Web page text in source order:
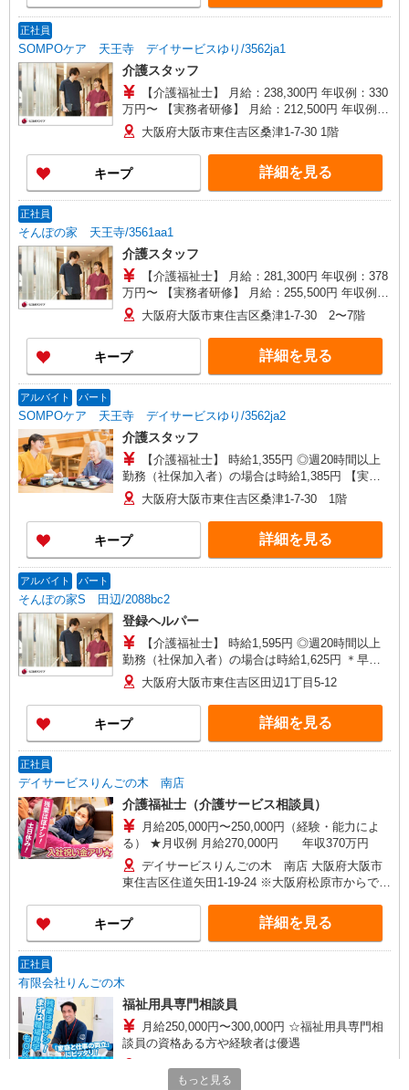
す。 ※介護福祉士のみ、特別職務手当も含む ◎残
与 基本給2.08ヶ月分/年支給
正社員
SOMPOケア 天王寺 デイサービスゆり/3562ja1
介護スタッフ
【介護福祉士】 月給：238,300円 年収例：330
万円〜 【実務者研修】 月給：212,500円 年収例：
295万円〜 【初任者研修・無資格】 月給：
206,700円 年収例：290万円〜 ※職務手当、働き
がい向上手当含む ※介護福祉士のみ、特別職務手
当も含む ◎残業時は別途時間外手当支給（超過1
分〜） ◎賞与 基本給2.08ヶ月分/年支給
大阪府大阪市東住吉区桑津1-7-30 1階
キープ 詳細を見る
正社員
そんぽの家 天王寺/3561aa1
介護スタッフ
【介護福祉士】 月給：281,300円 年収例：378
万円〜 【実務者研修】 月給：255,500円 年収例：
345万円〜 【初任者研修・無資格】 月給：
249,700円 年収例：338万円〜 ※職務手当、働き
がい向上手当、日祝手当（月平均2回分）、夜勤手
当（月平均5回分）等、毎月平均的に支払われる手
当を含みます。 ※介護福祉士のみ、特別職務手当
分〜） ◎賞与 基本給2.08ヶ月分/年支給
大阪府大阪市東住吉区桑津1-7-30 2〜7階
キープ 詳細を見る
アルバイト パート
SOMPOケア 天王寺 デイサービスゆり/3562ja2
介護スタッフ
【介護福祉士】 時給1,355円 ◎週20時間以上
勤務（社保加入者）の場合は時給1,385円 【実務
者研修・初任者研修（ヘルパー1級・2級）・無資
格】 時給1,275円 ◎週20時間以上勤務（社保加入
者）の場合は時給1,295円
大阪府大阪市東住吉区桑津1-7-30 1階
キープ 詳細を見る
アルバイト パート
そんぽの家S 田辺/2088bc2
登録ヘルパー
【介護福祉士】 時給1,595円 ◎週20時間以上
勤務（社保加入者）の場合は時給1,625円 ＊早朝
夜間（〜8:00、18:00〜）：時給1,994円〜 ＊日曜
祝日：時給1,895円〜 【実務者研修・初任者研修
（ヘルパー1級・2級）】 時給1,515円 ◎週20時間
以上勤務（社保加入者）の場合は時給1,545円 ＊
早朝夜間（〜8:00、18:00〜）：時給1,894円〜 ＊
が同時給 ◎キャンセル手当：職務時給の60％支給
大阪府大阪市東住吉区田辺1丁目5-12
キープ 詳細を見る
正社員
デイサービスりんごの木 南店
介護福祉士（介護サービス相談員）
月給205,000円〜250,000円（経験・能力によ
る） ★月収例 月給270,000円 年収370万円
デイサービスりんごの木 南店 大阪府大阪市
東住吉区住道矢田1-19-24 ※大阪府松原市からでも
キープ 詳細を見る
正社員
有限会社りんごの木
福祉用具専門相談員
月給250,000円〜300,000円 ☆福祉用具専門相
談員の資格ある方や経験者は優遇
りんごの木（本社）・・・大阪府大阪市東住吉
区南田辺3-19-16
もっと見る